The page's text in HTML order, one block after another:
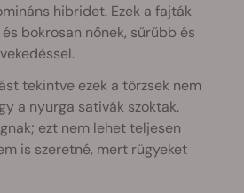
hibridet. Ezek a fajták
bokrosan nőnek, sűrűbb és
tekintve ezek a törzsek nem
a nyurga sativák szoktak.
ezt nem lehet teljesen
is szeretné, mert rügyeket